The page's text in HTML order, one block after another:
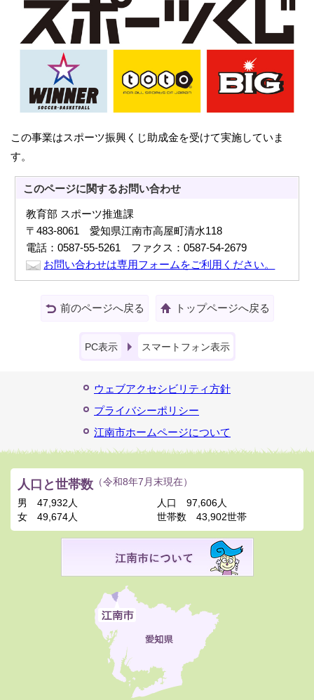
この事業はスポーツ振興くじ助成金を受けて実施していま
す。
このページに関するお問い合わせ
教育部 スポーツ推進課
〒483-8061 愛知県江南市高屋町清水118
電話：0587-55-5261 ファクス：0587-54-2679
お問い合わせは専用フォームをご利用ください。
前のページへ戻る トップページへ戻る
PC表示 スマートフォン表示
ウェブアクセシビリティ方針
プライバシーポリシー
江南市ホームページについて
人口と世帯数 （令和8年7月末現在）
男
47,932人
女
49,674人
人口
97,606人
世帯数
43,902世帯